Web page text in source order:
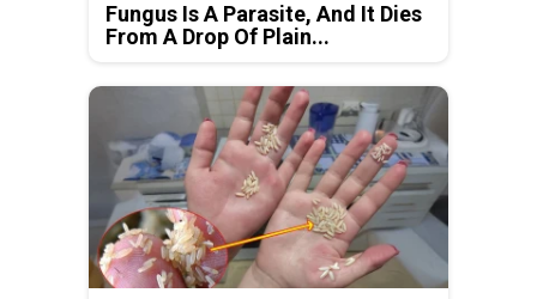
Fungus Is A Parasite, And It Dies
From A Drop Of Plain...